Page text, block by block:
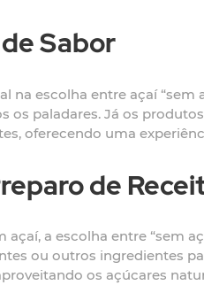
Sabor
na escolha entre açaí
os paladares. Já os
oferecendo uma
de
açaí, a escolha entre “sem
ou outros ingredientes
os açúcares